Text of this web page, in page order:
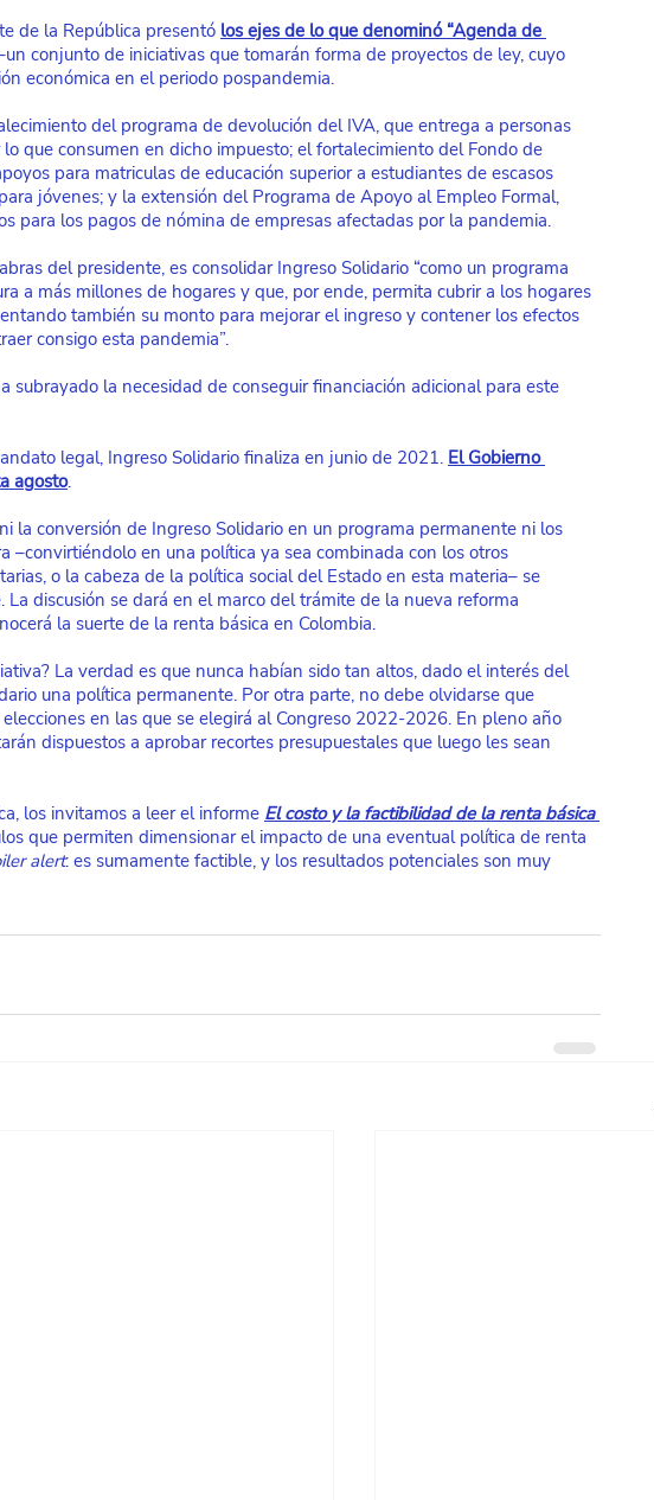
de la República presentó los ejes de lo que denominó “Agenda de
conjunto de iniciativas que tomarán forma de proyectos de ley, cuyo
económica en el periodo pospandemia.
del programa de devolución del IVA, que entrega a personas
que consumen en dicho impuesto; el fortalecimiento del Fondo de
para matriculas de educación superior a estudiantes de escasos
jóvenes; y la extensión del Programa de Apoyo al Empleo Formal,
para los pagos de nómina de empresas afectadas por la pandemia.
del presidente, es consolidar Ingreso Solidario “como un programa
a más millones de hogares y que, por ende, permita cubrir a los hogares
también su monto para mejorar el ingreso y contener los efectos
consigo esta pandemia”.
subrayado la necesidad de conseguir financiación adicional para este
legal, Ingreso Solidario finaliza en junio de 2021. El Gobierno
agosto.
la conversión de Ingreso Solidario en un programa permanente ni los
–convirtiéndolo en una política ya sea combinada con los otros
o la cabeza de la política social del Estado en esta materia– se
discusión se dará en el marco del trámite de la nueva reforma
la suerte de la renta básica en Colombia.
La verdad es que nunca habían sido tan altos, dado el interés del
una política permanente. Por otra parte, no debe olvidarse que
en las que se elegirá al Congreso 2022-2026. En pleno año
dispuestos a aprobar recortes presupuestales que luego les sean
los invitamos a leer el informe El costo y la factibilidad de la renta básica
que permiten dimensionar el impacto de una eventual política de renta
alert: es sumamente factible, y los resultados potenciales son muy